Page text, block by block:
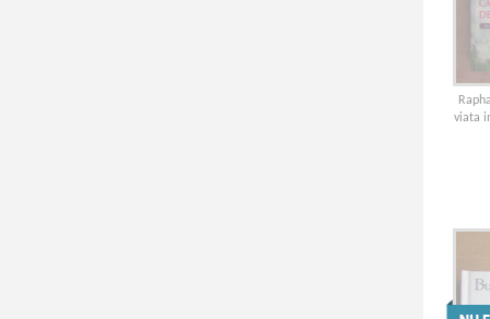
viata